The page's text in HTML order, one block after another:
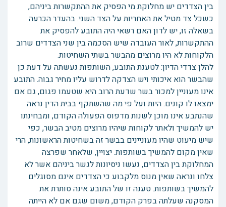
בין הצדדים יש מחלוקת מי הפסיק את ההתקשרות ביניהם,
כשכל צד מטיל את האחריות על הצד השני. בהעדר הכרעה
בשאלה זו, יש לדון האם רשאי היה התובע להפסיק את
ההתקשרות, לאור העובדה שיש הסכמה בין שני הצדדים שרוב
הלקוחות לא היו מרוצים מהבשר בשתי השחיטות.
להלן צדדי הדיון: לטענת התובע, השותפות נעשתה על דעת כן
שהבשר הוא איכותי ויש הצדקה לדרוש עליו מחיר גבוה. התובע
אינו מעוניין למכור בשר שדעת הרוב היא שטעמו פגום, גם אם
ימצאו לו קונים. היות ועל פי מה שהשתקף בבית הדין נראה
שהנתבע אינו מוכן לשנות מדפוס הפעולה הקודם, ומבחינתו
יש להמשיך ולאתר לקוחות שיהיו מרוצים מטיב הבשר, כפי
שיש מיעוט שהיו מעוניינים בבשר זה בשחיטות הראשונות, הרי
שאין מקום להמשיך בשותפות. יצויין, שלאחר שפרצה
המחלוקת בין הצדדים, נעשו ניסיונות לגשר ביניהם אשר לא
צלחו ונראה שאין מנוס מלקבוע כי הצדדים אינם מסוגלים
להמשיך בשותפות. טענה זו של התובע אינה סותרת את
המסקנה שעלתה בפרק הקודם, משום שגם אם לא הייתה